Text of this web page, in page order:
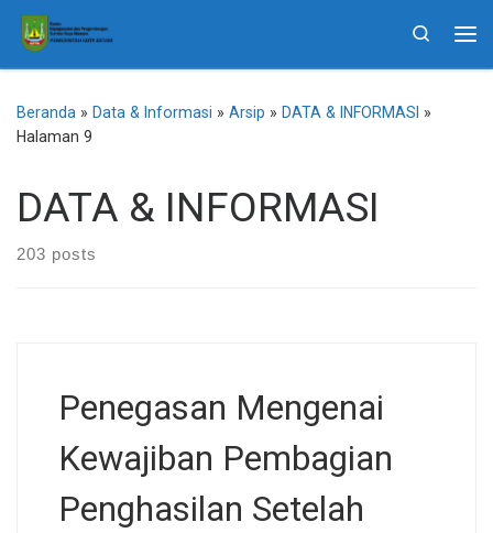
Skip to content
Search
Beranda » Data & Informasi » Arsip » DATA & INFORMASI »
Halaman 9
DATA & INFORMASI
203 posts
Penegasan Mengenai
Kewajiban Pembagian
Penghasilan Setelah